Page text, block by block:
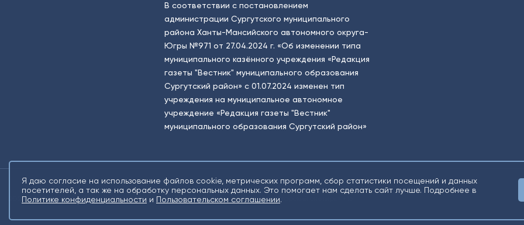
В соответствии с постановлением
администрации Сургутского муниципального
района Ханты-Мансийского автономного округа-
Югры №971 от 27.04.2024 г. «Об изменении типа
муниципального казённого учреждения «Редакция
газеты "Вестник" муниципального образования
Сургутский район» с 01.07.2024 изменен тип
учреждения на муниципальное автономное
учреждение «Редакция газеты "Вестник"
муниципального образования Сургутский район»
2026 © Все права защищены. Сетевое издание Информационное агентство «Югорский снегирь» +16
Я даю согласие на использование файлов cookie, метрических программ, сбор статистики посещений и данных
посетителей, а так же на обработку персональных данных. Это помогает нам сделать сайт лучше. Подробнее в
Политике конфиденциальности и Пользовательском соглашении.